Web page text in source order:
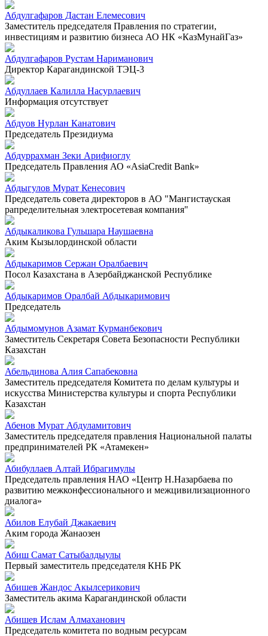
Абдулгафаров Дастан Елемесович
Заместитель председателя Правления по стратегии,
инвестициям и развитию бизнеса АО НК «КазМунайГаз»
Абдулгафаров Рустам Нариманович
Директор Карагандинской ТЭЦ-3
Абдуллаев Калилла Насурлаевич
Информация отсутствует
Абдуов Нурлан Канатович
Председатель Президиума
Абдуррахман Зеки Арифиоглу
Председатель Правления АО «AsiaCredit Bank»
Абдыгулов Мурат Кенесович
Председатель совета директоров в АО "Мангистауская
рапределительная электросетевая компания"
Абдыкаликова Гульшара Наушаевна
Аким Кызылординской области
Абдыкаримов Сержан Оралбаевич
Посол Казахстана в Азербайджанской Республике
Абдыкаримов Оралбай Абдыкаримович
Председатель
Абдымомунов Азамат Курманбекович
Заместитель Секретаря Совета Безопасности Республики
Казахстан
Абельдинова Алия Сапабековна
Заместитель председателя Комитета по делам культуры и
искусства Министерства культуры и спорта Республики
Казахстан
Абенов Мурат Абдуламитович
Заместитель председателя правления Национальной палаты
предпринимателей РК «Атамекен»
Абибуллаев Алтай Ибрагимулы
Председатель правления НАО «Центр Н.Назарбаева по
развитию межконфессионального и межцивилизационного
диалога»
Абилов Елубай Джакаевич
Аким города Жанаозен
Абиш Самат Сатыбалдыулы
Первый заместитель председателя КНБ РК
Абишев Жандос Акылсерикович
Заместитель акима Карагандинской области
Абишев Ислам Алмаханович
Председатель комитета по водным ресурсам